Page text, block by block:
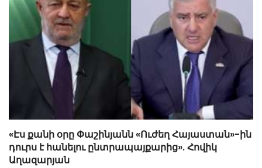
«Էս քանի օրը Փաշինյանն «Ուժեղ Հայաստան»-ին
դուրս է հանելու ընտրապայքարից». Հովիկ
Աղազարյան